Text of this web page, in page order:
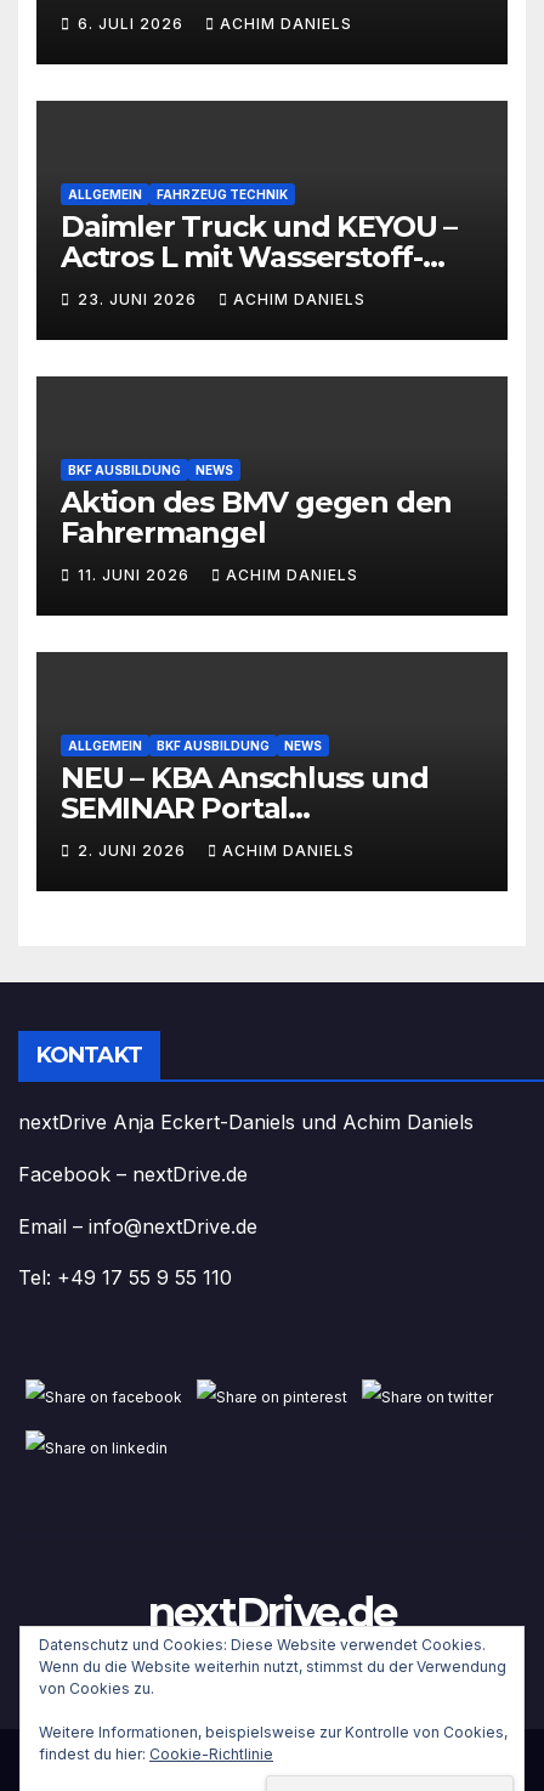
ab 399€!!!
6. JULI 2026 ACHIM DANIELS
ALLGEMEIN FAHRZEUG TECHNIK
Daimler Truck und KEYOU –
Actros L mit Wasserstoff-
Verbrennermotor
23. JUNI 2026 ACHIM DANIELS
BKF AUSBILDUNG NEWS
Aktion des BMV gegen den
Fahrermangel
11. JUNI 2026 ACHIM DANIELS
ALLGEMEIN BKF AUSBILDUNG NEWS
NEU – KBA Anschluss und
SEMINAR Portal
AKTIONSPREISE!!! Bis zu 50%
RABATT
2. JUNI 2026 ACHIM DANIELS
KONTAKT
nextDrive Anja Eckert-Daniels und Achim Daniels
Facebook – nextDrive.de
Email – info@nextDrive.de
Tel: +49 17 55 9 55 110
nextDrive.de
Stolz präsentiert von WordPress|Theme:Newsupvon
Datenschutz und Cookies: Diese Website verwendet Cookies.
Wenn du die Website weiterhin nutzt, stimmst du der Verwendung
von Cookies zu.
Weitere Informationen, beispielsweise zur Kontrolle von Cookies,
findest du hier: Cookie-Richtlinie